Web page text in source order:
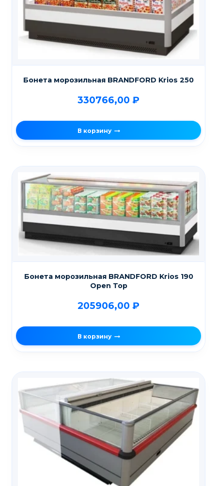
Бонета морозильная BRANDFORD Krios 250
330766,00 ₽
В корзину
Бонета морозильная BRANDFORD Krios 190
Open Top
205906,00 ₽
В корзину